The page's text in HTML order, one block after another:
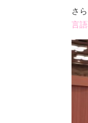
さ
言